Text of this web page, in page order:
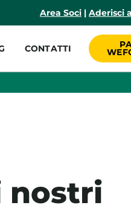
Area Soci | Aderisci
CONTATTI
nostri